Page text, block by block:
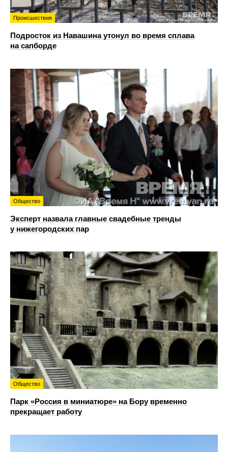
Происшествия
Подросток из Навашина утонул во время сплава
на сапборде
Общество
Эксперт назвала главные свадебные тренды
у нижегородских пар
Общество
Парк «Россия в миниатюре» на Бору временно
прекращает работу